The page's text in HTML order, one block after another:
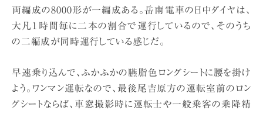
両編成の8000形が一編成ある。岳南電車の日中ダイヤは、
大凡１時間毎に二本の割合で運行しているので、そのうち
の二編成が同時運行している感じだ。
早速乗り込んで、ふかふかの臙脂色ロングシートに腰を掛け
よう。ワンマン運転なので、最後尾吉原方の運転室前のロン
グシートならば、車窓撮影時に運転士や一般乗客の乗降精